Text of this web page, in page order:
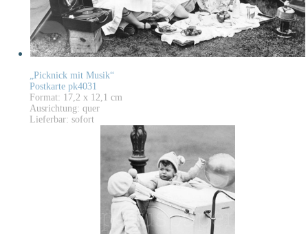
„Picknick mit Musik“
Postkarte pk4031
Format: 17,2 x 12,1 cm
Ausrichtung: quer
Lieferbar: sofort